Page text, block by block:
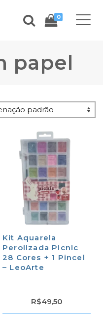
0
papel
Kit Aquarela
Perolizada Picnic
28 Cores + 1 Pincel
– LeoArte
R$49,50